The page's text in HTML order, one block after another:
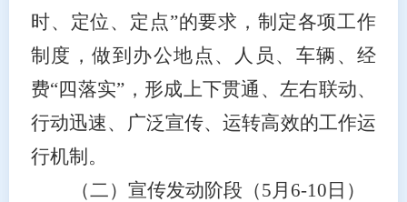
时、定位、定点”的要求， 制定各项工作
制度，做到办公地点、人员、车辆、经
费“四落实”，形成上下贯通、左右联动、
行动迅速、广泛宣传、运转高效的工作运
行机制。
（二）宣传发动阶段 （5月 6-10 日 ）